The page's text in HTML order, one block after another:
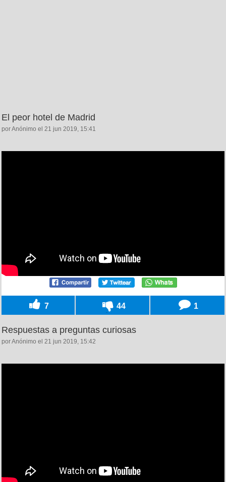
El peor hotel de Madrid
por Anónimo el 21 jun 2019, 15:41
7 44 1
Respuestas a preguntas curiosas
por Anónimo el 21 jun 2019, 15:42